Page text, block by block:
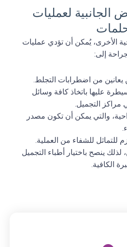
الجانبية لعمليات
الأخرى، يُمكن أن تؤدي عمليات
إلى:
من اضطرابات التجلط.
عليها باتخاذ كافة وسائل
التجميل.
والتي يمكن أن تكون مصدر
للتماثل للشفاء من العملية.
لذلك ينصح باختيار أطباء التجميل
الكافية.